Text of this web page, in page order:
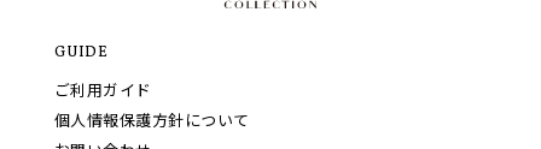
GUIDE
ご利用ガイド
個人情報保護方針について